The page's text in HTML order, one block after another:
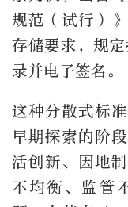
规范（试行）
存储要求，规
录并电子签名。
这种分散式标
早期探索的阶
活创新、因地
不均衡、监管